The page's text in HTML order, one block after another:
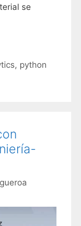
se
, python